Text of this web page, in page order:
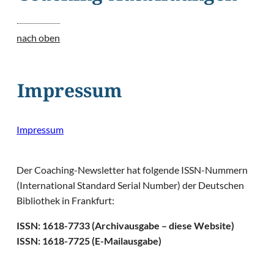
nach oben
Impressum
Impressum
Der Coaching-Newsletter hat folgende ISSN-Nummern
(International Standard Serial Number) der Deutschen
Bibliothek in Frankfurt:
ISSN: 1618-7733 (Archivausgabe – diese Website)
ISSN: 1618-7725 (E-Mailausgabe)